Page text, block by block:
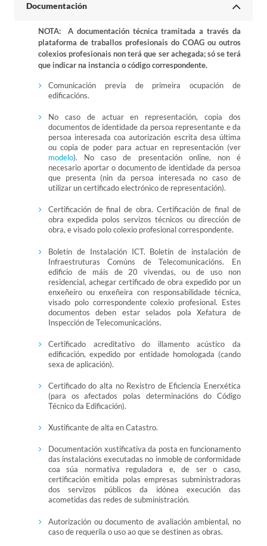
Documentación
NOTA: A documentación técnica tramitada a través da
plataforma de traballos profesionais do COAG ou outros
colexios profesionais non terá que ser achegada; só se terá
que indicar na instancia o código correspondente.
Comunicación previa de primeira ocupación de
edificacións.
No caso de actuar en representación, copia dos
documentos de identidade da persoa representante e da
persoa interesada coa autorización escrita desa última
ou copia de poder para actuar en representación (ver
modelo). No caso de presentación online, non é
necesario aportar o documento de identidade da persoa
que presenta (nin da persoa interesada no caso de
utilizar un certificado electrónico de representación).
Certificación de final de obra. Certificación de final de
obra expedida polos servizos técnicos ou dirección de
obra, e visado polo colexio profesional correspondente.
Boletín de Instalación ICT. Boletín de instalación de
Infraestruturas Comúns de Telecomunicacións. En
edificio de máis de 20 vivendas, ou de uso non
residencial, achegar certificado de obra expedido por un
enxeñeiro ou enxeñeira con responsabilidade técnica,
visado polo correspondente colexio profesional. Estes
documentos deben estar selados pola Xefatura de
Inspección de Telecomunicacións.
Certificado acreditativo do illamento acústico da
edificación, expedido por entidade homologada (cando
sexa de aplicación).
Certificado do alta no Rexistro de Eficiencia Enerxética
(para os afectados polas determinacións do Código
Técnico da Edificación).
Xustificante de alta en Catastro.
Documentación xustificativa da posta en funcionamento
das instalacións executadas no inmoble de conformidade
coa súa normativa reguladora e, de ser o caso,
certificación emitida polas empresas subministradoras
dos servizos públicos da idónea execución das
acometidas das redes de subministración.
Autorización ou documento de avaliación ambiental, no
caso de requerila o uso ao que se destinen as obras.